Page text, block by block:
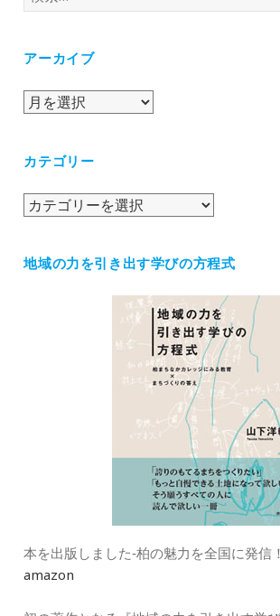
索:
アーカイブ
ア
イ
カテゴリー
カ
リ
地域の力を引き出す学びの方程式
本を出版しました‐柏の魅力を全国に発信！
amazon